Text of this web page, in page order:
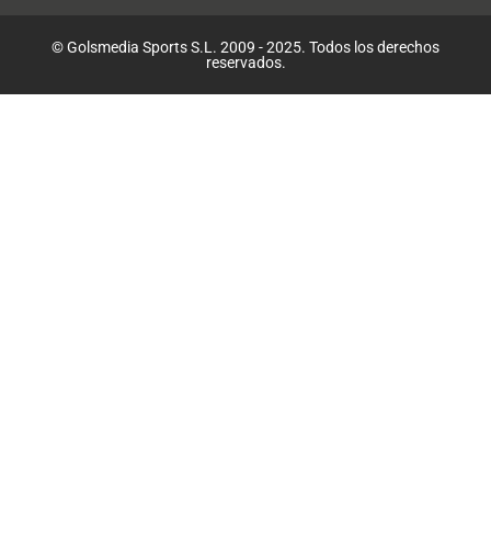
© Golsmedia Sports S.L. 2009 - 2025. Todos los derechos
reservados.